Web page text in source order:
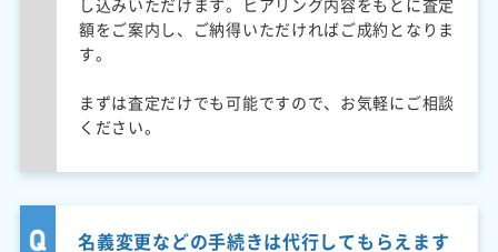
額をご案内し、ご納得いただければご成約となりま
す。
まずは査定だけでも可能ですので、お気軽にご相談
ください。
名義変更などの手続きは代行してもらえます